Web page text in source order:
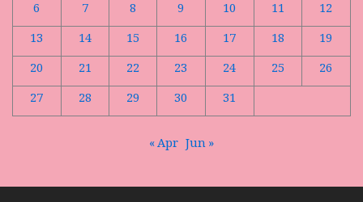
6
7 8 9 10 11
12
13
14 15 16 17 18
19
20
21 22 23 24 25
26
27
28 29 30 31
« Apr Jun »